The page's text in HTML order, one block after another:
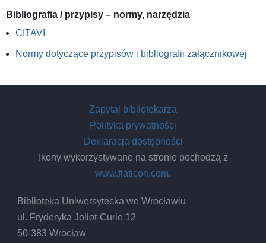
Bibliografia / przypisy – normy, narzędzia
CITAVI
Normy dotyczące przypisów i bibliografii załącznikowej
Zapytaj bibliotekarza
Polityka prywatności
Deklaracja dostępności
Ikony wykorzystywane na stronie pochodzą z
www.flaticon.com.
Biblioteka Uniwersytecka we Wrocławiu
ul. Fryderyka Joliot-Curie 12
50-383 Wrocław